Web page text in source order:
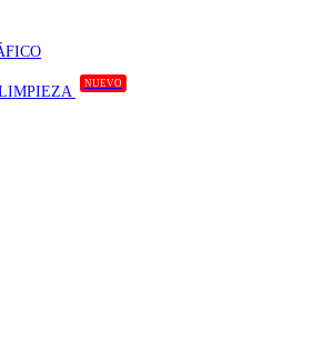
NUEVO